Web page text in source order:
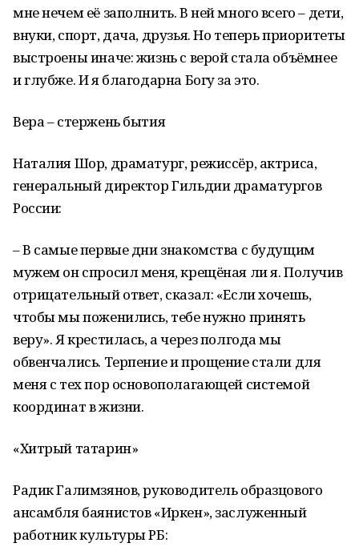
мне нечем её заполнить. В ней много всего – дети,
внуки, спорт, дача, друзья. Но теперь приоритеты
выстроены иначе: жизнь с верой стала объёмнее
и глубже. И я благодарна Богу за это.
Вера – стержень бытия
Наталия Шор, драматург, режиссёр, актриса,
генеральный директор Гильдии драматургов
России:
– В самые первые дни знакомства с будущим
мужем он спросил меня, крещёная ли я. Получив
отрицательный ответ, сказал: «Если хочешь,
чтобы мы поженились, тебе нужно принять
веру». Я крестилась, а через полгода мы
обвенчались. Терпение и прощение стали для
меня с тех пор основополагающей системой
координат в жизни.
«Хитрый татарин»
Радик Галимзянов, руководитель образцового
ансамбля баянистов «Иркен», заслуженный
работник культуры РБ: